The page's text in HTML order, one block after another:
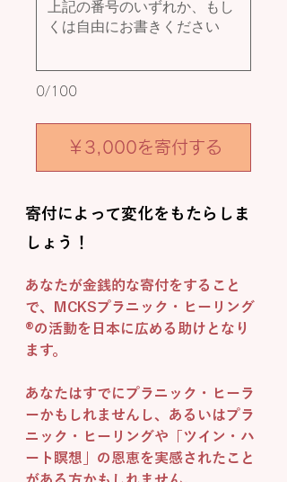
0/100
￥3,000を寄付する
寄付によって変化をもたらしま
しょう！
あなたが金銭的な寄付をすること
で、MCKSプラニック・ヒーリング
®の活動を日本に広める助けとなり
ます。
あなたはすでにプラニック・ヒーラ
ーかもしれませんし、あるいはプラ
ニック・ヒーリングや「ツイン・ハ
ート瞑想」の恩恵を実感されたこと